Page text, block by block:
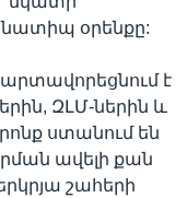
օրենքը:
է
ԶԼՄ-ներին և
ստանում են
ավելի քան
շահերի